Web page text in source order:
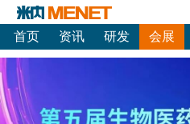
首页 资讯 研发 会展